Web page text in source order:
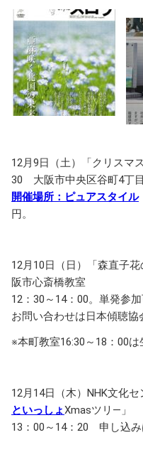
12月9日（土）「クリスマ
30 大阪市中央区谷町4丁
開催場所：ピュアスタイル
円。
12月10日（日）「森直子花
阪市心斎橋教室
12：30～14：00。単発参
お問い合わせは日本傾聴協
※本町教室16:30～18：00は
12月14日（木）NHK文化
といっしょXmasツリ―」
13：00～14：20 申し込み